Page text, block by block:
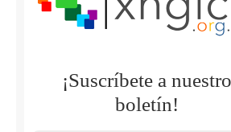
¡Suscríbete a nuestro
boletín!